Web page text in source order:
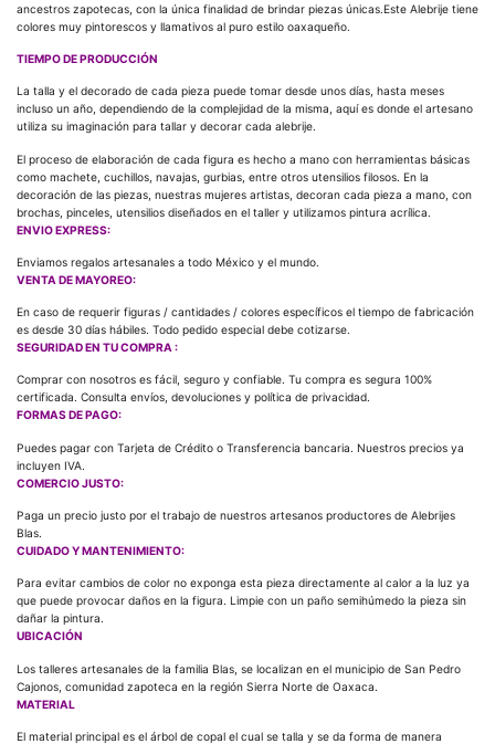
ancestros zapotecas, con la única finalidad de brindar piezas únicas.Este Alebrije tiene
colores muy pintorescos y llamativos al puro estilo oaxaqueño.
TIEMPO DE PRODUCCIÓN
La talla y el decorado de cada pieza puede tomar desde unos días, hasta meses
incluso un año, dependiendo de la complejidad de la misma, aquí es donde el artesano
utiliza su imaginación para tallar y decorar cada alebrije.
El proceso de elaboración de cada figura es hecho a mano con herramientas básicas
como machete, cuchillos, navajas, gurbias, entre otros utensilios filosos. En la
decoración de las piezas, nuestras mujeres artistas, decoran cada pieza a mano, con
brochas, pinceles, utensilios diseñados en el taller y utilizamos pintura acrílica.
ENVIO EXPRESS:
Enviamos regalos artesanales a todo México y el mundo.
VENTA DE MAYOREO:
En caso de requerir figuras / cantidades / colores específicos el tiempo de fabricación
es desde 30 días hábiles. Todo pedido especial debe cotizarse.
SEGURIDAD EN TU COMPRA :
Comprar con nosotros es fácil, seguro y confiable. Tu compra es segura 100%
certificada. Consulta envíos, devoluciones y política de privacidad.
FORMAS DE PAGO:
Puedes pagar con Tarjeta de Crédito o Transferencia bancaria. Nuestros precios ya
incluyen IVA.
COMERCIO JUSTO:
Paga un precio justo por el trabajo de nuestros artesanos productores de Alebrijes
Blas.
CUIDADO Y MANTENIMIENTO:
Para evitar cambios de color no exponga esta pieza directamente al calor a la luz ya
que puede provocar daños en la figura. Limpie con un paño semihúmedo la pieza sin
dañar la pintura.
UBICACIÓN
Los talleres artesanales de la familia Blas, se localizan en el municipio de San Pedro
Cajonos, comunidad zapoteca en la región Sierra Norte de Oaxaca.
MATERIAL
El material principal es el árbol de copal el cual se talla y se da forma de manera